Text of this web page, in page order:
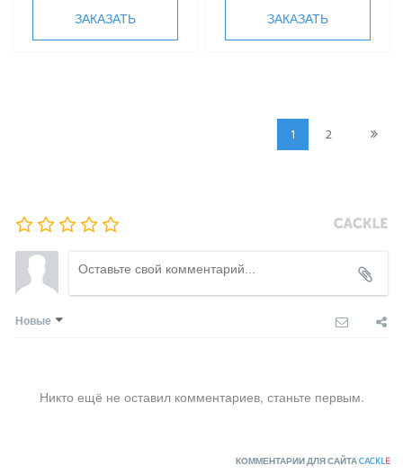
ЗАКАЗАТЬ ЗАКАЗАТЬ
1 2
Новые
Никто ещё не оставил комментариев, станьте первым.
КОММЕНТАРИИ ДЛЯ САЙТАCACKLE